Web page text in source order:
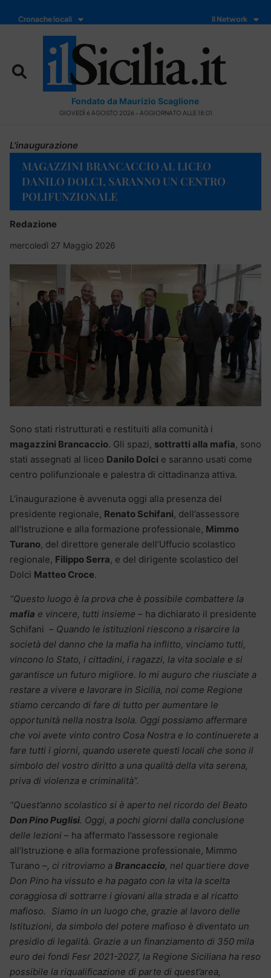
Cronache locali Il Network
Fondato da Maurizio Scaglione
GIOVEDÌ 6 AGOSTO 2026 - AGGIORNATO ALLE 18:01
L'inaugurazione
MAGAZZINI BRANCACCIO AL LICEO
DANILO DOLCI, SARANNO UN CENTRO
POLIFUNZIONALE
Redazione
mercoledì 27 Maggio 2026
Sono stati ristrutturati e restituiti alla comunità i
magazzini Brancaccio. Gli spazi, sottratti alla mafia, sono
stati assegnati al liceo Danilo Dolci e saranno usati come
centro polifunzionale e palestra di cittadinanza attiva.
L’inaugurazione è avvenuta oggi alla presenza del
presidente regionale, Renato Schifani, dell’assessore
all’Istruzione e alla formazione professionale, Mimmo
Turano, del direttore generale dell’Uffucio scolastico
regionale, Filippo Serra, e del dirigente scolastico del
Dolci Matteo Croce.
“Questo luogo è la prova che è possibile combattere la
mafia e vincere, tutti insieme – ha dichiarato il presidente
Schifani – Quando le istituzioni riescono a risarcire la
società del danno che la mafia ha inflitto, vinciamo tutti,
vincono lo Stato, i cittadini, i ragazzi, la vita sociale e si
garantisce un futuro migliore. Io mi auguro che riusciate a
restare a vivere e lavorare in Sicilia, noi come Regione
stiamo cercando di fare di tutto per aumentare le
opportunità nella nostra Isola. Oggi possiamo affermare
che voi avete vinto contro Cosa Nostra e lo continuerete a
fare tutti i giorni, quando userete questi locali che sono il
simbolo del vostro diritto a una qualità della vita serena,
priva di violenza e criminalità”.
“Quest’anno scolastico si è aperto nel ricordo del Beato
Don Pino Puglisi. Oggi, a pochi giorni dalla conclusione
delle lezioni – ha affermato l’assessore regionale
all’Istruzione e alla formazione professionale, Mimmo
Turano –, ci ritroviamo a Brancaccio, nel quartiere dove
Don Pino ha vissuto e ha pagato con la vita la scelta
coraggiosa di sottrarre i giovani alla strada e al ricatto
mafioso. Siamo in un luogo che, grazie al lavoro delle
Istituzioni, da simbolo del potere mafioso è diventato un
presidio di legalità. Grazie a un finanziamento di 350 mila
euro dei fondi Fesr 2021-2027, la Regione Siciliana ha reso
possibile la riqualificazione di parte di quest’area,